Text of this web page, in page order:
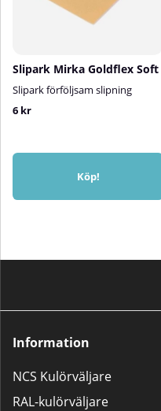
Slipark Mirka Goldflex Soft
Slipark förföljsam slipning
6 kr
Köp!
Information
NCS Kulörväljare
RAL-kulörväljare